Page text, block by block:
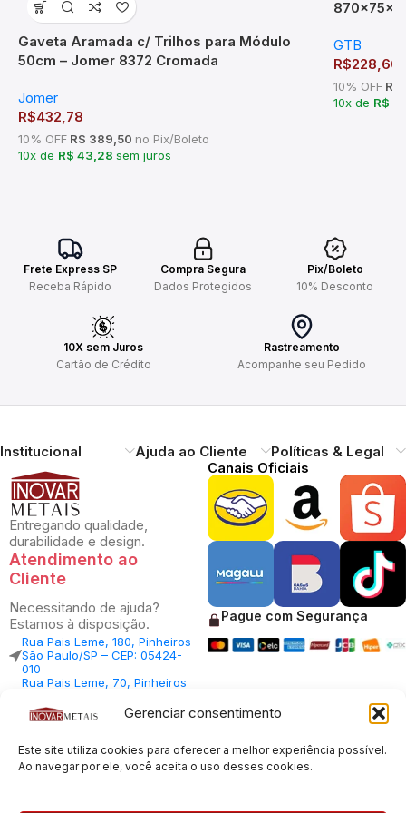
Gerenciar consentimento
Este site utiliza cookies para oferecer a melhor experiência possível.
Ao navegar por ele, você aceita o uso desses cookies.
Gaveta Aramada c/ Trilhos para Módulo
50cm – Jomer 8372 Cromada
Jomer
R$432,78
10% OFF R$ 389,50 no Pix/Boleto
10x de R$ 43,28 sem juros
GTB
R$228,60
10% OFF R$
10x de R$
Frete Express SP
Receba Rápido
Compra Segura
Dados Protegidos
Pix/Boleto
10% Desconto
10X sem Juros
Cartão de Crédito
Rastreamento
Acompanhe seu Pedido
Institucional Ajuda ao Cliente Políticas & Legal
Entregando qualidade,
durabilidade e design.
Atendimento ao
Cliente
Necessitando de ajuda?
Estamos à disposição.
Rua Pais Leme, 180, Pinheiros
São Paulo/SP – CEP: 05424-
010
Rua Pais Leme, 70, Pinheiros
010
Central Vendas: (11) 98812-
Central Atendimento: (11)
94535-7237
Canais Oficiais
Pague com Segurança